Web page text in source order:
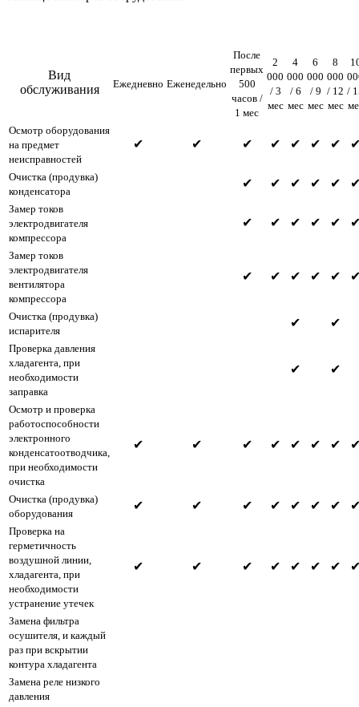
Вид
обслуживания
Ежедневно Еженедельно
После
первых
500
часов /
1 мес
2
000
/ 3
мес
4
000
/ 6
мес
6
000
/ 9
мес
8
000
/ 12
мес
/
Осмотр оборудования
на предмет
неисправностей
✔ ✔ ✔ ✔ ✔ ✔ ✔
Очистка (продувка)
конденсатора
✔ ✔ ✔ ✔ ✔
Замер токов
электродвигателя
компрессора
✔ ✔ ✔ ✔ ✔
Замер токов
электродвигателя
вентилятора
компрессора
✔ ✔ ✔ ✔ ✔
Очистка (продувка)
испарителя
✔ ✔
Проверка давления
хладагента, при
необходимости
заправка
✔ ✔
Осмотр и проверка
работоспособности
электронного
конденсатоотводчика,
при необходимости
очистка
✔ ✔ ✔ ✔ ✔ ✔ ✔
Очистка (продувка)
оборудования
✔ ✔ ✔ ✔ ✔ ✔ ✔
Проверка на
герметичность
воздушной линии,
хладагента, при
необходимости
устранение утечек
✔ ✔ ✔ ✔ ✔ ✔ ✔
Замена фильтра
осушителя, и каждый
раз при вскрытии
контура хладагента
Замена реле низкого
давления